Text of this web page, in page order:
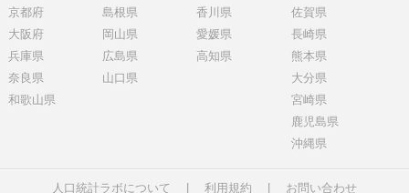
京都府
大阪府
兵庫県
奈良県
和歌山県
島根県
岡山県
広島県
山口県
香川県
愛媛県
高知県
佐賀県
長崎県
熊本県
大分県
宮崎県
鹿児島県
沖縄県
人口統計ラボについて 利用規約 お問い合わせ